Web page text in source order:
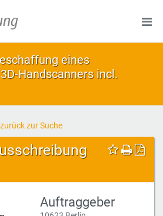
eines
Handscanners incl.
zurück zur Suche
Auftraggeber